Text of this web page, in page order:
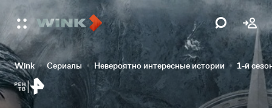
Wink Сериалы Невероятно интересные истории 1-й